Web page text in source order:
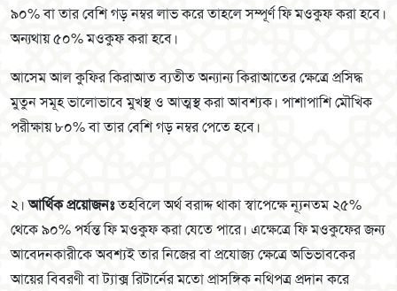
৯০% বা তার বেশি গড় নম্বর লাভ করে তাহলে সম্পূর্ণ ফি মওকুফ করা হবে।
অন্যথায় ৫০% মওকুফ করা হবে।
আসেম আল কুফির কিরাআত ব্যতীত অন্যান্য কিরাআতের ক্ষেত্রে প্রসিদ্ধ
মুতুন সমূহ ভালোভাবে মুখস্থ ও আত্মস্থ করা আবশ্যক। পাশাপাশি মৌখিক
পরীক্ষায় ৮০% বা তার বেশি গড় নম্বর পেতে হবে।
২।আর্থিক প্রয়োজনঃতহবিলে অর্থ বরাদ্দ থাকা স্বাপেক্ষে ন্যূনতম ২৫%
থেকে ৯০% পর্যন্ত ফি মওকুফ করা যেতে পারে। এক্ষেত্রে ফি মওকুফের জন্য
আবেদনকারীকে অবশ্যই তার নিজের বা প্রযোজ্য ক্ষেত্রে অভিভাবকের
আয়ের বিবরণী বা ট্যাক্স রিটার্নের মতো প্রাসঙ্গিক নথিপত্র প্রদান করে